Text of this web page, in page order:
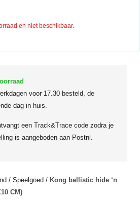
en niet beschikbaar.
voor 17.30 besteld, de
dag in huis.
een Track&Trace code zodra je
is aangeboden aan Postnl.
/ Speelgoed / Kong ballistic hide ‘n
CM)